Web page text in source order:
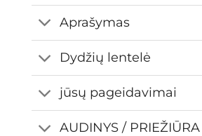
Aprašymas
Dydžių lentelė
jūsų pageidavimai
AUDINYS / PRIEŽIŪRA